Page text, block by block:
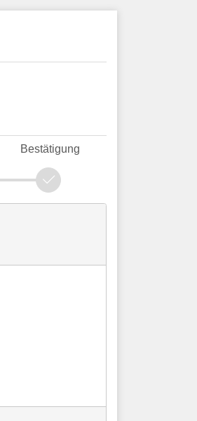
Bestätigung